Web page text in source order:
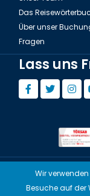
Das
Über unser
Fragen
Lass uns
©
Wir
Besuche auf der